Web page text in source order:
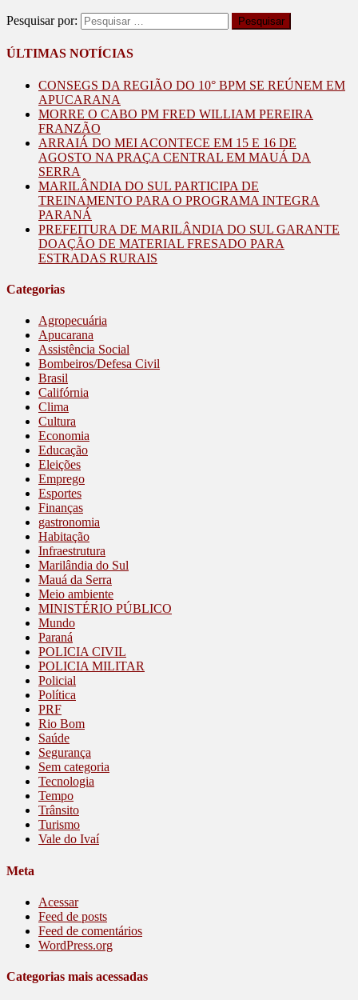
Pesquisar por:
ÚLTIMAS NOTÍCIAS
CONSEGS DA REGIÃO DO 10° BPM SE REÚNEM EM
APUCARANA
MORRE O CABO PM FRED WILLIAM PEREIRA
FRANZÃO
ARRAIÁ DO MEI ACONTECE EM 15 E 16 DE
AGOSTO NA PRAÇA CENTRAL EM MAUÁ DA
SERRA
MARILÂNDIA DO SUL PARTICIPA DE
TREINAMENTO PARA O PROGRAMA INTEGRA
PARANÁ
PREFEITURA DE MARILÂNDIA DO SUL GARANTE
DOAÇÃO DE MATERIAL FRESADO PARA
ESTRADAS RURAIS
Categorias
Agropecuária
Apucarana
Assistência Social
Bombeiros/Defesa Civil
Brasil
Califórnia
Clima
Cultura
Economia
Educação
Eleições
Emprego
Esportes
Finanças
gastronomia
Habitação
Infraestrutura
Marilândia do Sul
Mauá da Serra
Meio ambiente
MINISTÉRIO PÚBLICO
Mundo
Paraná
POLICIA CIVIL
POLICIA MILITAR
Policial
Política
PRF
Rio Bom
Saúde
Segurança
Sem categoria
Tecnologia
Tempo
Trânsito
Turismo
Vale do Ivaí
Meta
Acessar
Feed de posts
Feed de comentários
WordPress.org
Categorias mais acessadas